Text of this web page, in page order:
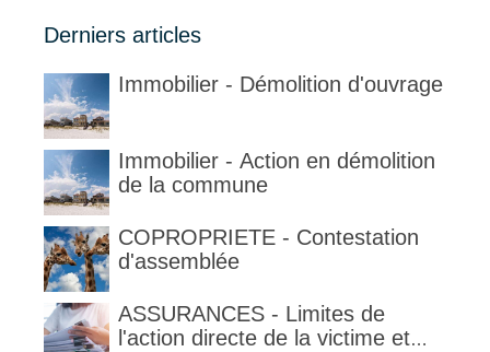
Derniers articles
Immobilier - Démolition d'ouvrage
Immobilier - Action en démolition
de la commune
COPROPRIETE - Contestation
d'assemblée
ASSURANCES - Limites de
l'action directe de la victime et